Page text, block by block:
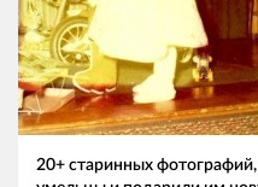
20+ старинных